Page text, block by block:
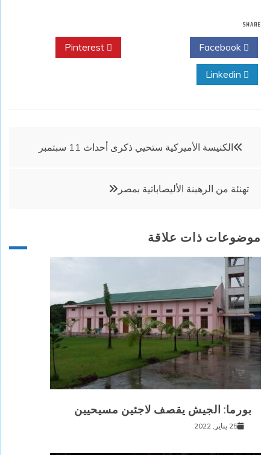
SHARE
تصفّح
الكنيسة الأميركية ستحيي ذكرى أحداث 11 سبتمبر
تهنئة من الرهبنة الأليصاباتية بمصر
موضوعات ذات علاقة
بورما: الجيش يقصف لاجئين مسيحيين
25 يناير, 2022